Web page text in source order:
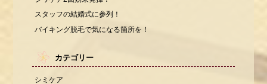
スタッフの結婚式に参列！
バイキング脱毛で気になる箇所を！
カテゴリー
シミケア